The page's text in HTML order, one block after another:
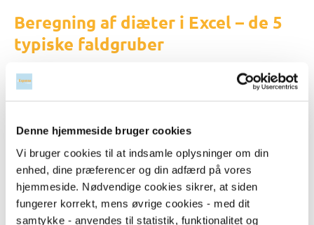
Denne hjemmeside bruger cookies
Vi bruger cookies til at indsamle oplysninger om din
enhed, dine præferencer og din adfærd på vores
hjemmeside. Nødvendige cookies sikrer, at siden
fungerer korrekt, mens øvrige cookies - med dit
samtykke - anvendes til statistik, funktionalitet og
Beregning af diæter i Excel – de 5
typiske faldgruber
Når du laver beregning af diæter manuelt i
Excel, er der flere typiske fejl, du bør være
eller forkerte diætsatser, hvis regnearket ikke
er opdateret.
Unøjagtige tider:Mangelfuld registrering af